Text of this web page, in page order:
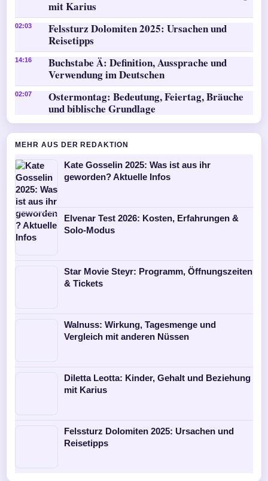
mit Karius
02:03
Felssturz Dolomiten 2025: Ursachen und
Reisetipps
14:16
Buchstabe Ä: Definition, Aussprache und
Verwendung im Deutschen
02:07
Ostermontag: Bedeutung, Feiertag, Bräuche
und biblische Grundlage
MEHR AUS DER REDAKTION
Kate Gosselin 2025: Was ist aus ihr
geworden? Aktuelle Infos
Elvenar Test 2026: Kosten, Erfahrungen &
Solo-Modus
Star Movie Steyr: Programm, Öffnungszeiten
& Tickets
Walnuss: Wirkung, Tagesmenge und
Vergleich mit anderen Nüssen
Diletta Leotta: Kinder, Gehalt und Beziehung
mit Karius
Felssturz Dolomiten 2025: Ursachen und
Reisetipps